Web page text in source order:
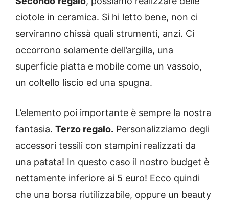
ciotole in ceramica. Si hi letto bene, non ci
serviranno chissà quali strumenti, anzi. Ci
occorrono solamente dell’argilla, una
superficie piatta e mobile come un vassoio,
un coltello liscio ed una spugna.
L’elemento poi importante è sempre la nostra
fantasia. Terzo regalo. Personalizziamo degli
accessori tessili con stampini realizzati da
una patata! In questo caso il nostro budget è
nettamente inferiore ai 5 euro! Ecco quindi
che una borsa riutilizzabile, oppure un beauty